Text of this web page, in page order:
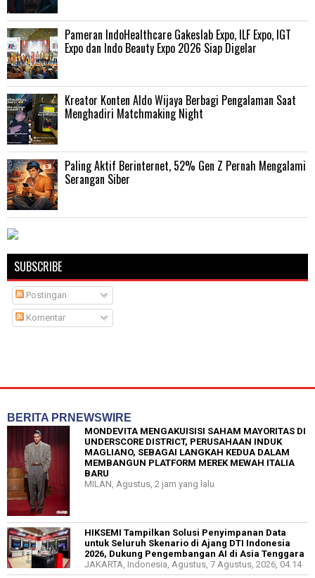
Pameran IndoHealthcare Gakeslab Expo, ILF Expo, IGT
Expo dan Indo Beauty Expo 2026 Siap Digelar
Kreator Konten Aldo Wijaya Berbagi Pengalaman Saat
Menghadiri Matchmaking Night
Paling Aktif Berinternet, 52% Gen Z Pernah Mengalami
Serangan Siber
SUBSCRIBE
Postingan
Komentar
BERITA PRNEWSWIRE
MONDEVITA MENGAKUISISI SAHAM MAYORITAS DI
UNDERSCORE DISTRICT, PERUSAHAAN INDUK
MAGLIANO, SEBAGAI LANGKAH KEDUA DALAM
MEMBANGUN PLATFORM MEREK MEWAH ITALIA
BARU
MILAN, Agustus, 2 jam yang lalu
HIKSEMI Tampilkan Solusi Penyimpanan Data
untuk Seluruh Skenario di Ajang DTI Indonesia
2026, Dukung Pengembangan AI di Asia Tenggara
JAKARTA, Indonesia, Agustus, 7 Agustus, 2026, 04.14